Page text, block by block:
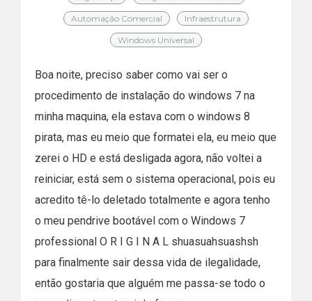
Automação Comercial Infraestrutura
Windows Universal
Boa noite, preciso saber como vai ser o
procedimento de instalação do windows 7 na
minha maquina, ela estava com o windows 8
pirata, mas eu meio que formatei ela, eu meio que
zerei o HD e está desligada agora, não voltei a
reiniciar, está sem o sistema operacional, pois eu
acredito tê-lo deletado totalmente e agora tenho
o meu pendrive bootável com o Windows 7
professional O R I G I N A L shuasuahsuashsh
para finalmente sair dessa vida de ilegalidade,
então gostaria que alguém me passa-se todo o